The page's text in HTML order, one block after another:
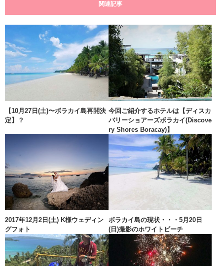
関連記事
【10月27日(土)〜ボラカイ島再開決
定】？
今回ご紹介するホテルは【ディスカ
バリーショアーズボラカイ(Discove
ry Shores Boracay)】
2017年12月2日(土) K様ウェディン
グフォト
ボラカイ島の現状・・・5月20日
(日)撮影のホワイトビーチ